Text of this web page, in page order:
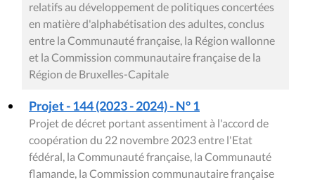
relatifs au développement de politiques concertées
en matière d'alphabétisation des adultes, conclus
entre la Communauté française, la Région wallonne
et la Commission communautaire française de la
Région de Bruxelles-Capitale
Projet - 144 (2023 - 2024) - N° 1
Projet de décret portant assentiment à l'accord de
coopération du 22 novembre 2023 entre l'Etat
fédéral, la Communauté française, la Communauté
flamande, la Commission communautaire française